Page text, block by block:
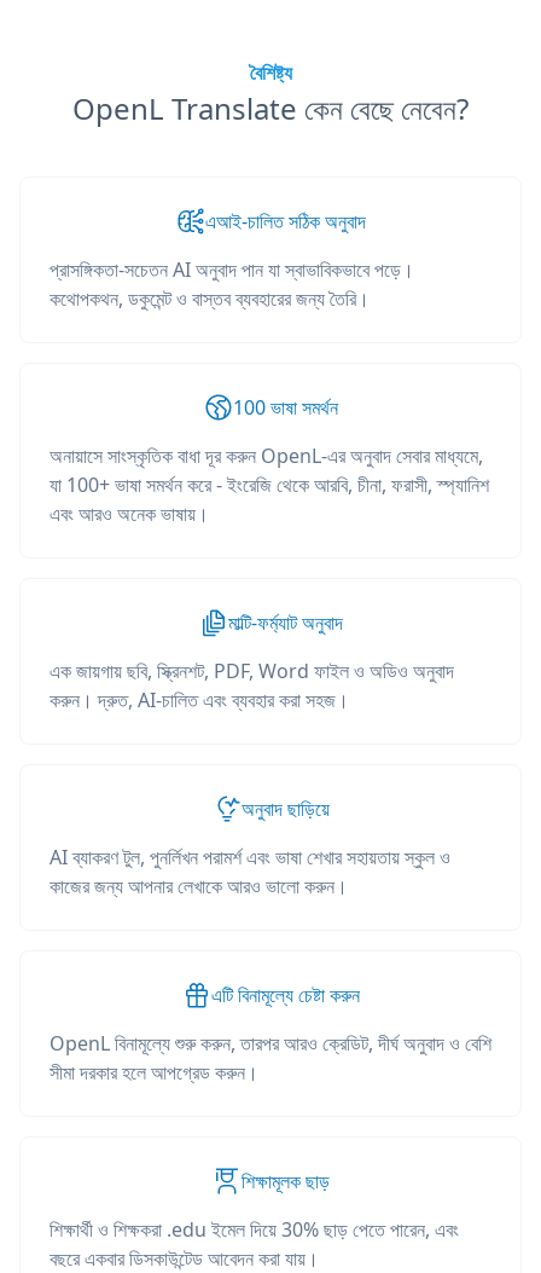
বৈশিষ্ট্য
OpenL Translate কেন বেছে নেবেন?
এআই-চালিত সঠিক অনুবাদ
প্রাসঙ্গিকতা-সচেতন AI অনুবাদ পান যা স্বাভাবিকভাবে পড়ে।
কথোপকথন, ডকুমেন্ট ও বাস্তব ব্যবহারের জন্য তৈরি।
100 ভাষা সমর্থন
অনায়াসে সাংস্কৃতিক বাধা দূর করুন OpenL-এর অনুবাদ সেবার মাধ্যমে,
যা 100+ ভাষা সমর্থন করে - ইংরেজি থেকে আরবি, চীনা, ফরাসী, স্প্যানিশ
এবং আরও অনেক ভাষায়।
মাল্টি-ফর্ম্যাট অনুবাদ
এক জায়গায় ছবি, স্ক্রিনশট, PDF, Word ফাইল ও অডিও অনুবাদ
করুন। দ্রুত, AI-চালিত এবং ব্যবহার করা সহজ।
অনুবাদ ছাড়িয়ে
AI ব্যাকরণ টুল, পুনর্লিখন পরামর্শ এবং ভাষা শেখার সহায়তায় স্কুল ও
কাজের জন্য আপনার লেখাকে আরও ভালো করুন।
এটি বিনামূল্যে চেষ্টা করুন
OpenL বিনামূল্যে শুরু করুন, তারপর আরও ক্রেডিট, দীর্ঘ অনুবাদ ও বেশি
সীমা দরকার হলে আপগ্রেড করুন।
শিক্ষামূলক ছাড়
শিক্ষার্থী ও শিক্ষকরা .edu ইমেল দিয়ে 30% ছাড় পেতে পারেন, এবং
বছরে একবার ডিসকাউন্টেড আবেদন করা যায়।